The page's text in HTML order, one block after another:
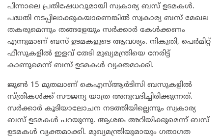
പിന്നാലെ പ്രതിഷേധവുമായി സ്വകാര്യ ബസ് ഉടമകൾ.
പദ്ധതി നടപ്പിലാക്കുകയാണെങ്കിൽ സ്വകാര്യ ബസ് മേഖല
തകരുമെന്നും തങ്ങളേയും സർക്കാർ കേൾക്കണം
എന്നുമാണ് ബസ് ഉടമകളുടെ ആവശ്യം. നികുതി, പെർമിറ്റ്
ഫീസുകളിൽ ഇളവ് തേടി മുഖ്യമന്ത്രിയെ നേരിട്ട്
കാണുമെന്ന് ബസ് ഉടമകൾ വ്യക്തമാക്കി.
ജൂൺ 15 മുതലാണ് കെഎസ്ആർടിസി ബസുകളിൽ
സ്ത്രീകൾക്ക് സൗജന്യ യാത്ര അനുവദിച്ചിരിക്കുന്നത്.
സർക്കാർ കൂടിയാലോചന നടത്തിയില്ലെന്നും സ്വകാര്യ
ബസ് ഉടമകൾ പറയുന്നു. ആശങ്ക അറിയിക്കുമെന്ന് ബസ്
ഉടമകൾ വ്യക്തമാക്കി. മുഖ്യമന്ത്രിയുമായും ഗതാഗത